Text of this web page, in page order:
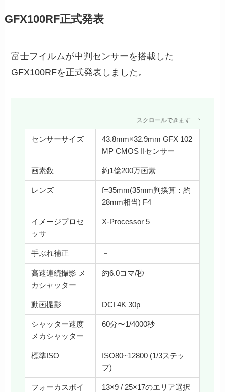
GFX100RF正式発表
富士フイルムが中判センサーを搭載した
GFX100RFを正式発表しました。
スクロールできます
センサーサイズ
43.8mm×32.9mm GFX 102
MP CMOS IIセンサー
画素数 約1億200万画素
レンズ
f=35mm(35mm判換算：約
28mm相当) F4
イメージプロセ
ッサ
X-Processor 5
手ぶれ補正 －
高速連続撮影 メ
カシャッター
約6.0コマ/秒
動画撮影 DCI 4K 30p
シャッター速度
メカシャッター
60分〜1/4000秒
標準ISO
ISO80~12800 (1/3ステッ
プ)
フォーカスポイ
13×9 / 25×17のエリア選択